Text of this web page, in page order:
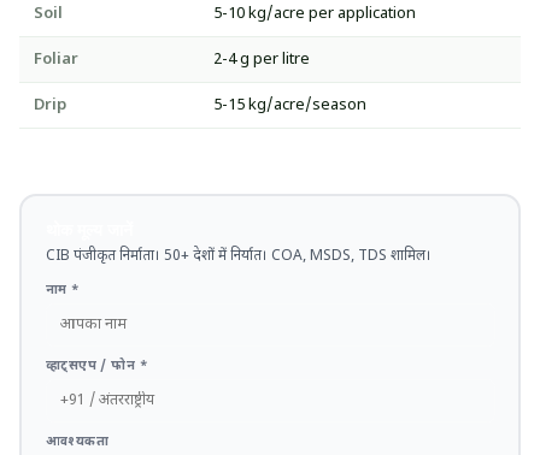
Soil 5-10 kg/acre per application
Foliar 2-4 g per litre
Drip 5-15 kg/acre/season
CIB पंजीकृत निर्माता। 50+ देशों में निर्यात। COA, MSDS, TDS शामिल।
नाम *
व्हाट्सएप / फोन *
आवश्यकता